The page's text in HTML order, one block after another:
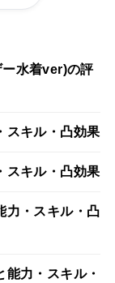
ー水着ver)の評
スキル・凸効果
スキル・凸効果
力・スキル・凸
能力・スキル・